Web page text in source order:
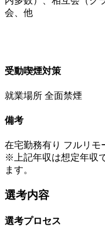
会、他
受動喫煙対策
就業場所 全面禁煙
備考
在宅勤務有り フルリモ
※上記年収は想定年収
ます。
選考内容
選考プロセス